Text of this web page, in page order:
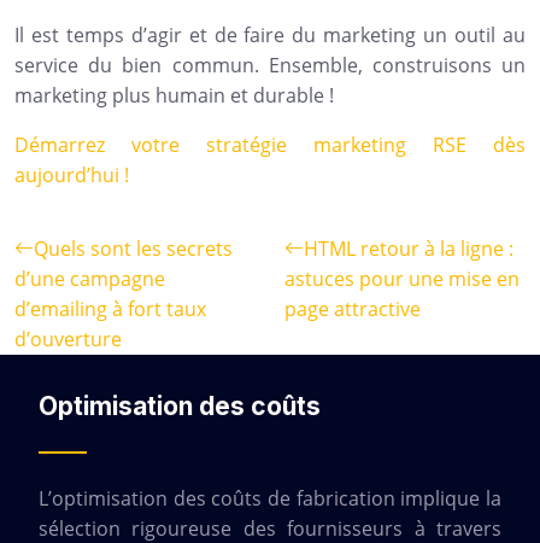
Il est temps d’agir et de faire du marketing un outil au
service du bien commun. Ensemble, construisons un
marketing plus humain et durable !
Démarrez votre stratégie marketing RSE dès
aujourd’hui !
Quels sont les secrets
d’une campagne
d’emailing à fort taux
d’ouverture
HTML retour à la ligne :
astuces pour une mise en
page attractive
Optimisation des coûts
L’optimisation des coûts de fabrication implique la
sélection rigoureuse des fournisseurs à travers